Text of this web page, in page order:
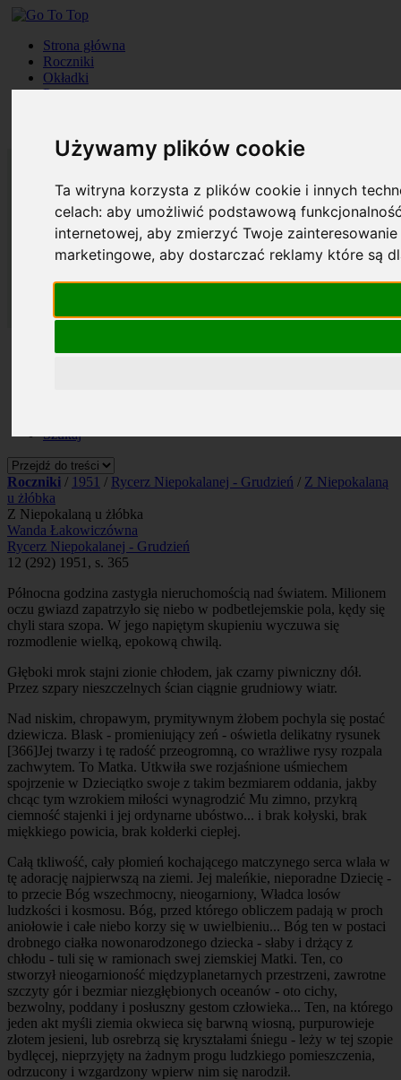
Używamy plików cookie
Ta witryna korzysta z plików cookie i innych
celach:aby umożliwić podstawową
internetowej,aby zmierzyć Twoje
marketingowe,aby dostarczać reklamy które są
Strona główna
Roczniki
Okładki
Prenumerata
Strona główna
Szukaj
Roczniki / 1951 / Rycerz Niepokalanej - Grudzień / Z Niepokalaną
u żłóbka
Z Niepokalaną u żłóbka
Wanda Łakowiczówna
Rycerz Niepokalanej - Grudzień
12 (292) 1951, s. 365
Północna godzina zastygła nieruchomością nad światem. Milionem
oczu gwiazd zapatrzyło się niebo w podbetlejemskie pola, kędy się
chyli stara szopa. W jego napiętym skupieniu wyczuwa się
rozmodlenie wielką, epokową chwilą.
Głęboki mrok stajni zionie chłodem, jak czarny piwniczny dół.
Przez szpary nieszczelnych ścian ciągnie grudniowy wiatr.
Nad niskim, chropawym, prymitywnym żłobem pochyla się postać
dziewicza. Blask - promieniujący zeń - oświetla delikatny rysunek
[366]Jej twarzy i tę radość przeogromną, co wrażliwe rysy rozpala
zachwytem. To Matka. Utkwiła swe rozjaśnione uśmiechem
spojrzenie w Dzieciątko swoje z takim bezmiarem oddania, jakby
chcąc tym wzrokiem miłości wynagrodzić Mu zimno, przykrą
ciemność stajenki i jej ordynarne ubóstwo... i brak kołyski, brak
miękkiego powicia, brak kołderki ciepłej.
Całą tkliwość, cały płomień kochającego matczynego serca wlała w
tę adorację najpierwszą na ziemi. Jej maleńkie, nieporadne Dziecię -
to przecie Bóg wszechmocny, nieogarniony, Władca losów
ludzkości i kosmosu. Bóg, przed którego obliczem padają w proch
aniołowie i całe niebo korzy się w uwielbieniu... Bóg ten w postaci
drobnego ciałka nowonarodzonego dziecka - słaby i drżący z
chłodu - tuli się w ramionach swej ziemskiej Matki. Ten, co
stworzył nieogarnioność międzyplanetarnych przestrzeni, zawrotne
szczyty gór i bezmiar niezgłębionych oceanów - oto cichy,
bezwolny, poddany i posłuszny gestom człowieka... Ten, na którego
jeden akt myśli ziemia okwieca się barwną wiosną, purpurowieje
złotem jesieni, lub osrebrzą się kryształami śniegu - leży w tej szopie
bydlęcej, nieprzyjęty na żadnym progu ludzkiego pomieszczenia,
odrzucony i wzgardzony wpierw nim się narodził.